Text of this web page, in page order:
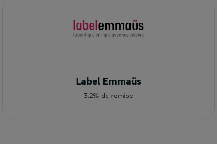
Label Emmaüs
3.2% de remise